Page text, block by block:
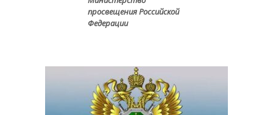
просвещения Российской
Федерации